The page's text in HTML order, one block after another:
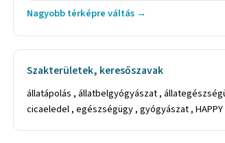
Nagyobb térképre váltás →
Szakterületek, keresőszavak
állatápolás , állatbelgyógyászat ,
cicaeledel , egészségügy , gyógyászat ,